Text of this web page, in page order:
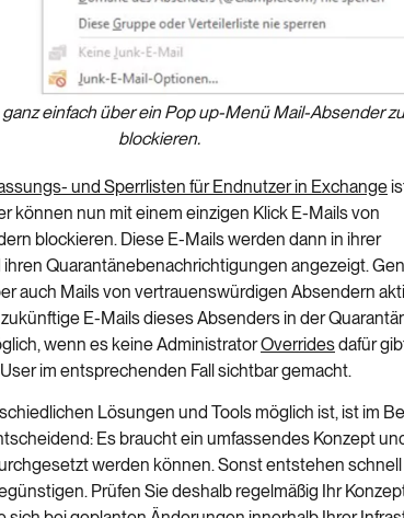
einfach über ein Pop up-Menü Mail-Absender
blockieren.
und Sperrlisten für Endnutzer in Exchange
können nun mit einem einzigen Klick E-Mails von
blockieren. Diese E-Mails werden dann in ihrer
Quarantänebenachrichtigungen angezeigt.
auch Mails von vertrauenswürdigen Absendern
E-Mails dieses Absenders in der
wenn es keine AdministratorOverridesdafür
im entsprechenden Fall sichtbar gemacht.
Lösungen und Tools möglich ist, ist im
Es braucht ein umfassendes Konzept
werden können. Sonst entstehen
Prüfen Sie deshalb regelmäßig Ihr